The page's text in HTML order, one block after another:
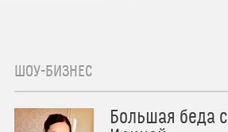
ШОУ-БИЗНЕС
Большая беда с